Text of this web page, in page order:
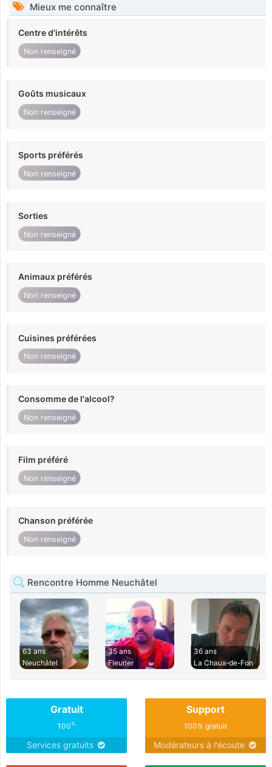
Mieux me connaître
Centre d'intérêts
Non renseigné
Goûts musicaux
Non renseigné
Sports préférés
Non renseigné
Sorties
Non renseigné
Animaux préférés
Non renseigné
Cuisines préférées
Non renseigné
Consomme de l'alcool?
Non renseigné
Film préféré
Non renseigné
Chanson préférée
Non renseigné
Rencontre Homme Neuchâtel
63 ans
Neuchâtel
35 ans
Fleurier
36 ans
La Chaux-de-Fon
Gratuit
100%
Services gratuits
Support
100% gratuit
Modérateurs à l'écoute